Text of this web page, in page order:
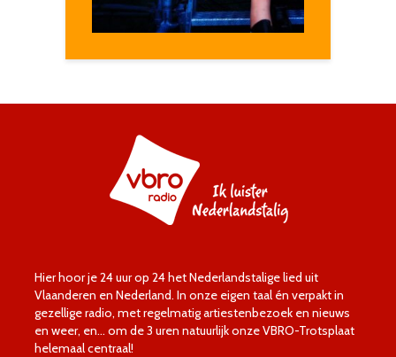
Hier hoor je 24 uur op 24 het Nederlandstalige lied uit
Vlaanderen en Nederland. In onze eigen taal én verpakt in
gezellige radio, met regelmatig artiestenbezoek en nieuws
en weer, en… om de 3 uren natuurlijk onze VBRO-Trotsplaat
helemaal centraal!